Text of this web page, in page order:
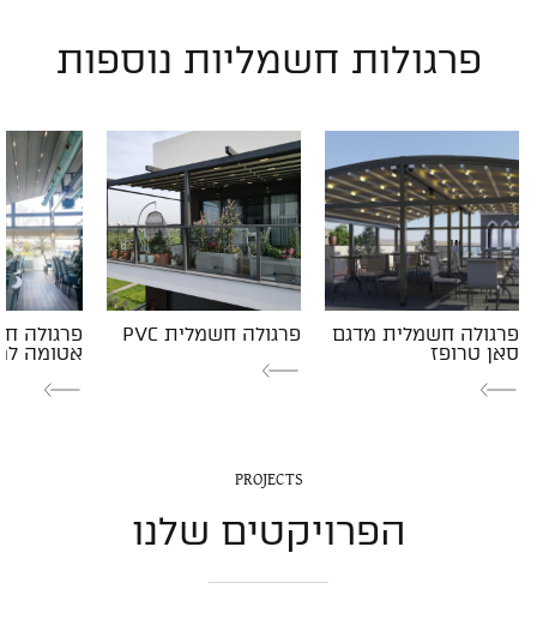
פרגולות חשמליות נוספות
פרגולה חשמלית מדגם
סאן טרופז
פרגולה חשמלית PVC
פרגולה
אטומה
PROJECTS
הפרויקטים שלנו